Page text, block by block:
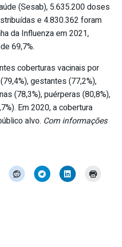
(Sesab), 5.635.200 doses
e 4.830.362 foram
da Influenza em 2021,
69,7%.
coberturas vacinais por
gestantes (77,2%),
(78,3%), puérperas (80,8%),
Em 2020, a cobertura
alvo. Com informações